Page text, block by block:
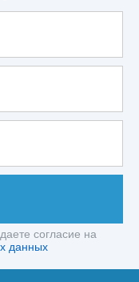
согласие на
данных